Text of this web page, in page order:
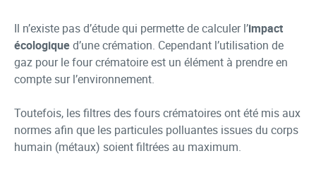
Il n’existe pas d’étude qui permette de calculer l’impact
écologiqued’une crémation. Cependant l’utilisation de
gaz pour le four crématoire est un élément à prendre en
compte sur l’environnement.
Toutefois, les filtres des fours crématoires ont été mis aux
normes afin que les particules polluantes issues du corps
humain (métaux) soient filtrées au maximum.